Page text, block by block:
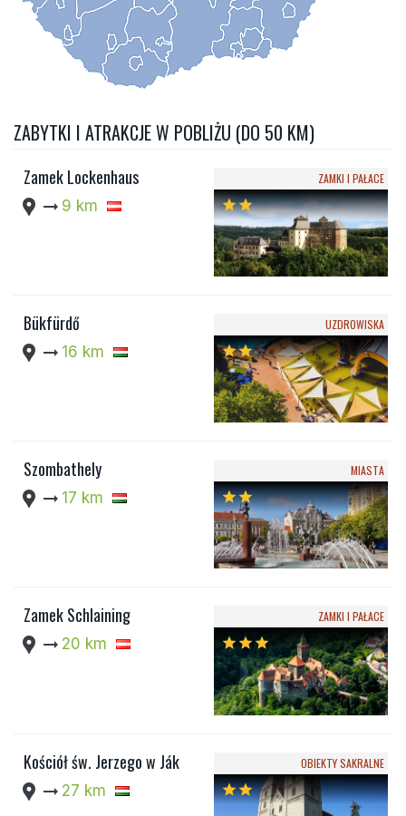
ZABYTKI I ATRAKCJE W POBLIŻU (DO 50 KM)
Zamek Lockenhaus
location_pin arrow_right_alt 9 km
ZAMKI I PAŁACE
starstar
Bükfürdő
location_pin arrow_right_alt 16 km
UZDROWISKA
starstar
Szombathely
location_pin arrow_right_alt 17 km
MIASTA
starstar
Zamek Schlaining
location_pin arrow_right_alt 20 km
ZAMKI I PAŁACE
star starstar
Kościół św. Jerzego w Ják
location_pin arrow_right_alt 27 km
OBIEKTY SAKRALNE
starstar